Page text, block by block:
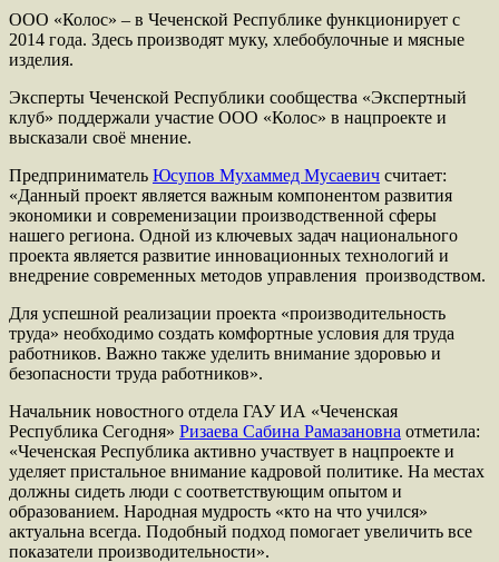
ООО «Колос» – в Чеченской Республике функционирует с
2014 года. Здесь производят муку, хлебобулочные и мясные
изделия.
Эксперты Чеченской Республики сообщества «Экспертный
клуб» поддержали участие ООО «Колос» в нацпроекте и
высказали своё мнение.
Предприниматель Юсупов Мухаммед Мусаевич считает:
«Данный проект является важным компонентом развития
экономики и современизации производственной сферы
нашего региона. Одной из ключевых задач национального
проекта является развитие инновационных технологий и
внедрение современных методов управления производством.
Для успешной реализации проекта «производительность
труда» необходимо создать комфортные условия для труда
работников. Важно также уделить внимание здоровью и
безопасности труда работников».
Начальник новостного отдела ГАУ ИА «Чеченская
Республика Сегодня» Ризаева Сабина Рамазановна отметила:
«Чеченская Республика активно участвует в нацпроекте и
уделяет пристальное внимание кадровой политике. На местах
должны сидеть люди с соответствующим опытом и
образованием. Народная мудрость «кто на что учился»
актуальна всегда. Подобный подход помогает увеличить все
показатели производительности».